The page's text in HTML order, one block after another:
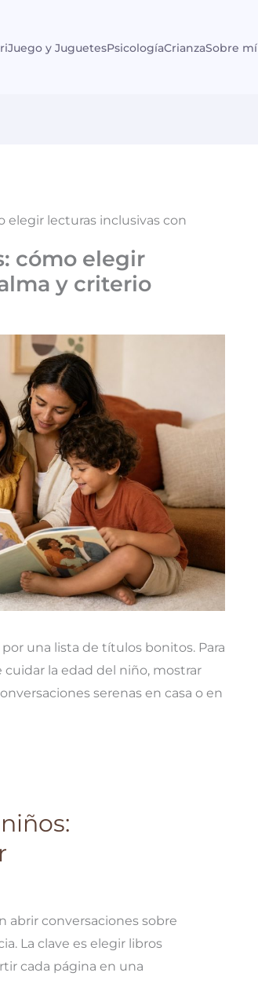
Juego y JuguetesPsicologíaCrianzaSobre mí
elegir lecturas inclusivas con
cómo elegir
y criterio
una lista de títulos bonitos. Para
la edad del niño, mostrar
serenas en casa o en
abrir conversaciones sobre
La clave es elegir libros
cada página en una